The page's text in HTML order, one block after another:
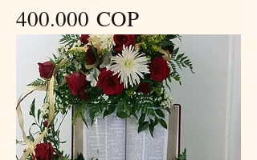
Precio
400.000 COP